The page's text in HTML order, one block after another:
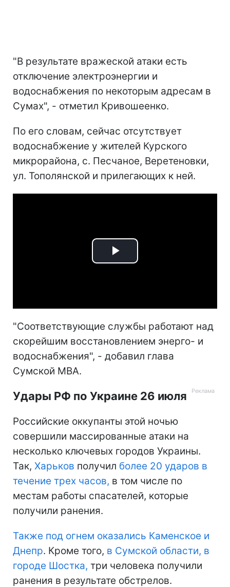
"В результате вражеской атаки есть
отключение электроэнергии и
водоснабжения по некоторым адресам в
Сумах", - отметил Кривошеенко.
По его словам, сейчас отсутствует
водоснабжение у жителей Курского
микрорайона, с. Песчаное, Веретеновки,
ул. Тополянской и прилегающих к ней.
Play
"Соответствующие службы работают над
скорейшим восстановлением энерго- и
водоснабжения", - добавил глава
Сумской МВА.
Удары РФ по Украине 26 июля
Российские оккупанты этой ночью
совершили массированные атаки на
несколько ключевых городов Украины.
Так, Харьков получил более 20 ударов в
течение трех часов, в том числе по
местам работы спасателей, которые
получили ранения.
Также под огнем оказались Каменское и
Днепр. Кроме того, в Сумской области, в
городе Шостка, три человека получили
ранения в результате обстрелов.